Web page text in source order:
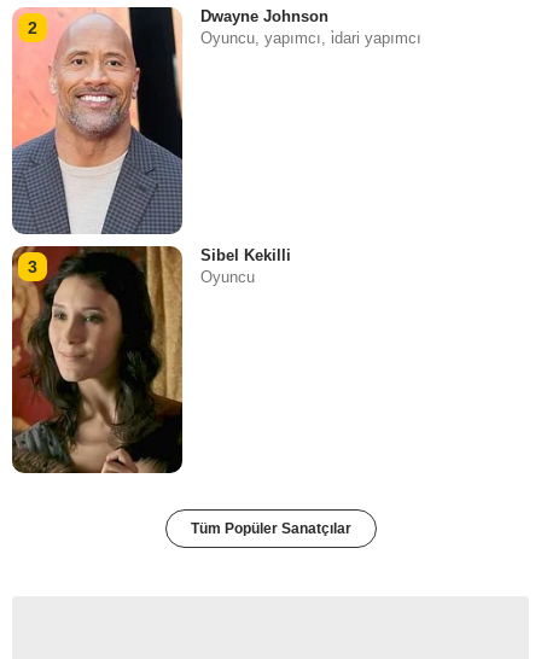
2
Dwayne Johnson
Oyuncu, yapımcı, i̇dari yapımcı
3
Sibel Kekilli
Oyuncu
Tüm Popüler Sanatçılar